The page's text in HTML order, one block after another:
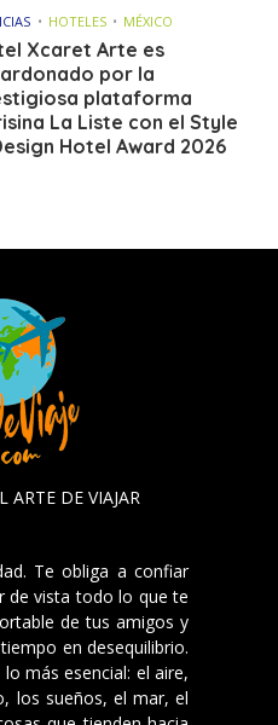
HOTELES MÉXICO
Xcaret Arte es
por la
plataforma
La Liste con el Style
Hotel Award 2026
ARTE DE VIAJAR
Te obliga a confiar
de vista todo lo que te
de tus amigos y
en desequilibrio.
más esencial: el aire,
los sueños, el mar, el